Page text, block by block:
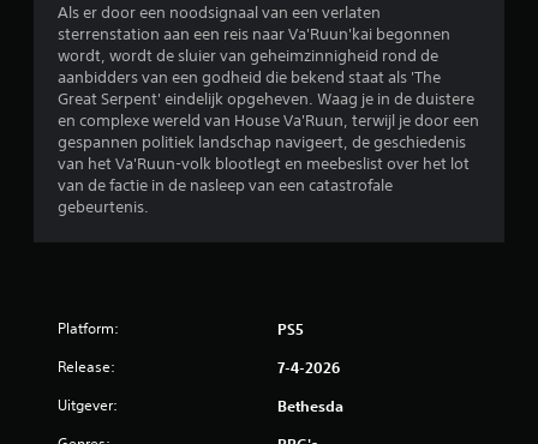
Als er door een noodsignaal van een verlaten
sterrenstation aan een reis naar Va'Ruun'kai begonnen
wordt, wordt de sluier van geheimzinnigheid rond de
aanbidders van een godheid die bekend staat als 'The
Great Serpent' eindelijk opgeheven. Waag je in de duistere
en complexe wereld van House Va'Ruun, terwijl je door een
gespannen politiek landschap navigeert, de geschiedenis
van het Va'Ruun-volk blootlegt en meebeslist over het lot
van de factie in de nasleep van een catastrofale
gebeurtenis.
Platform: PS5
Release: 7-4-2026
Uitgever: Bethesda